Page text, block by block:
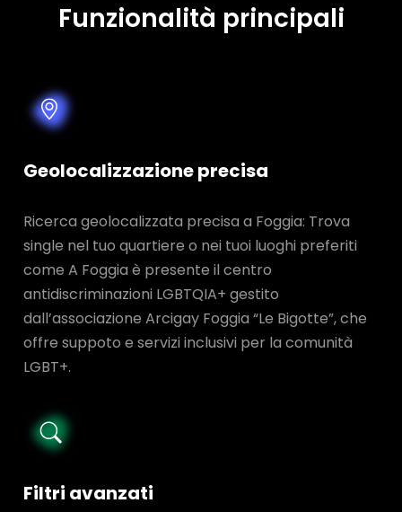
Funzionalità principali
Geolocalizzazione precisa
Ricerca geolocalizzata precisa a Foggia: Trova
single nel tuo quartiere o nei tuoi luoghi preferiti
come A Foggia è presente il centro
antidiscriminazioni LGBTQIA+ gestito
dall’associazione Arcigay Foggia “Le Bigotte”, che
offre suppoto e servizi inclusivi per la comunità
LGBT+.
Filtri avanzati